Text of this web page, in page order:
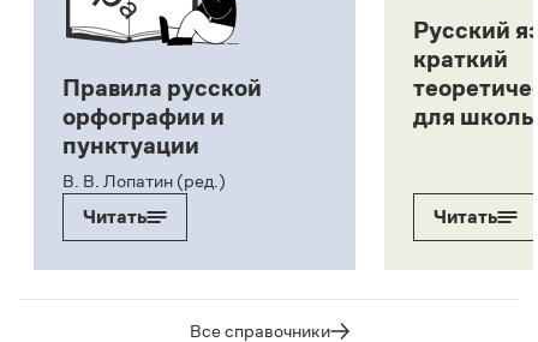
Правила русской
орфографии и
пунктуации
В. В. Лопатин (ред.)
Читать
Русский
краткий
для
Читать
Все справочники